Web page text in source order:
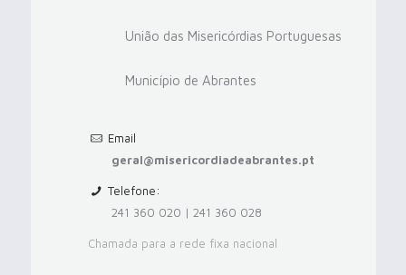
União das Misericórdias Portuguesas
Município de Abrantes
Email
geral@misericordiadeabrantes.pt
Telefone:
241 360 020 | 241 360 028
Chamada para a rede fixa nacional